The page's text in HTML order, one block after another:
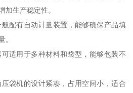
加生产稳定性。
配有自动计量装置，能够确保产品填
。
适用于多种材料和袋型，能够包装不
袋机的设计紧凑，占用空间小，适合